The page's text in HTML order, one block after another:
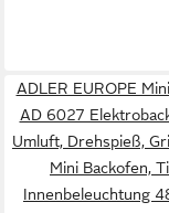
ADLER EUROPE
AD 6027
Umluft, Drehspieß,
Mini Backofen,
Innenbeleuchtung